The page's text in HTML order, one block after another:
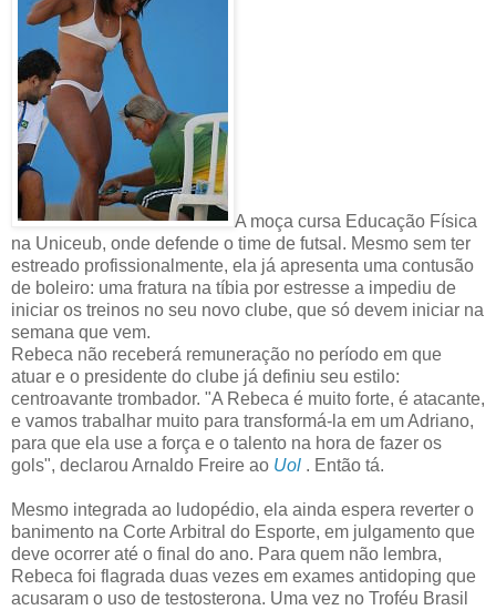
A moça cursa Educação Física
na Uniceub, onde defende o time de futsal. Mesmo sem ter
estreado profissionalmente, ela já apresenta uma contusão
de boleiro: uma fratura na tíbia por estresse a impediu de
iniciar os treinos no seu novo clube, que só devem iniciar na
semana que vem.
Rebeca não receberá remuneração no período em que
atuar e o presidente do clube já definiu seu estilo:
centroavante trombador. "A Rebeca é muito forte, é atacante,
e vamos trabalhar muito para transformá-la em um Adriano,
para que ela use a força e o talento na hora de fazer os
gols", declarou Arnaldo Freire ao Uol . Então tá.
Mesmo integrada ao ludopédio, ela ainda espera reverter o
banimento na Corte Arbitral do Esporte, em julgamento que
deve ocorrer até o final do ano. Para quem não lembra,
Rebeca foi flagrada duas vezes em exames antidoping que
acusaram o uso de testosterona. Uma vez no Troféu Brasil